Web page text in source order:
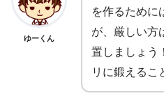
ゆーくん
を作るために
が、厳しい方
置しましょう
リに鍛えるこ